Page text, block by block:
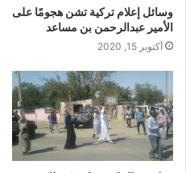
وسائل إعلام تركية تشن هجومًا على
الأمير عبدالرحمن بن مساعد
أكتوبر 15, 2020